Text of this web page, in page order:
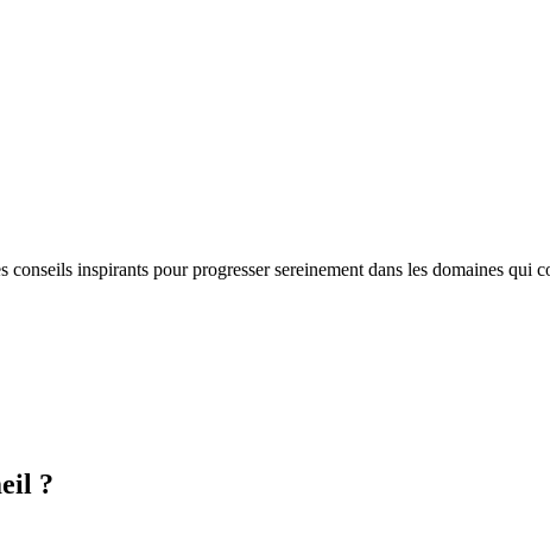
inspirants pour progresser sereinement dans les domaines qui
?